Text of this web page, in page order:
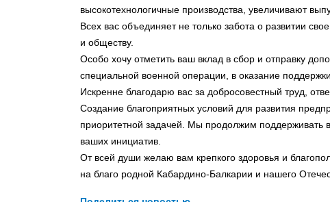
высокотехнологичные производства, увеличивают
Всех вас объединяет не только забота о развитии
и обществу.
Особо хочу отметить ваш вклад в сбор и отправку
специальной военной операции, в оказание
Искренне благодарю вас за добросовестный труд,
Создание благоприятных условий для развития
приоритетной задачей. Мы продолжим поддерживать
ваших инициатив.
От всей души желаю вам крепкого здоровья и
на благо родной Кабардино-Балкарии и нашего